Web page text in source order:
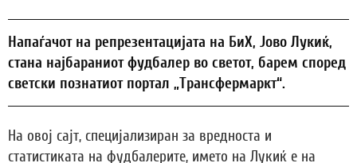
Напаѓачот на репрезентацијата на БиХ, Јово Лукиќ,
стана најбараниот фудбалер во светот, барем според
светски познатиот портал „Трансфермаркт“.
На овој сајт, специјализиран за вредноста и
статистиката на фудбалерите, името на Лукиќ е на